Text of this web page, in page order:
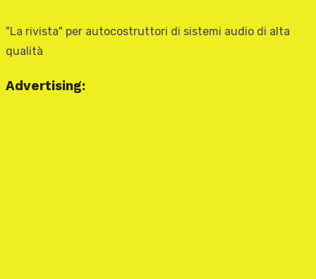
"La rivista" per autocostruttori di sistemi audio di alta
qualità
Advertising: